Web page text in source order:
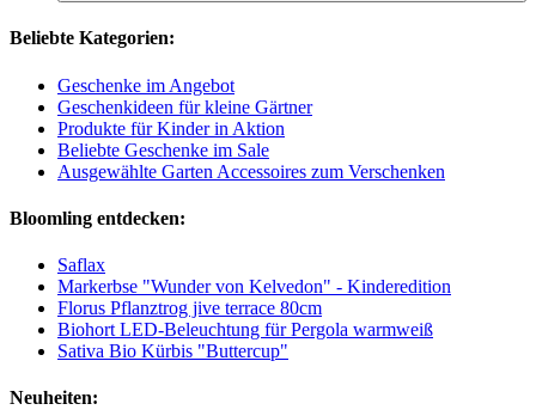
Beliebte Kategorien:
Geschenke im Angebot
Geschenkideen für kleine Gärtner
Produkte für Kinder in Aktion
Beliebte Geschenke im Sale
Ausgewählte Garten Accessoires zum Verschenken
Bloomling entdecken:
Saflax
Markerbse "Wunder von Kelvedon" - Kinderedition
Florus Pflanztrog jive terrace 80cm
Biohort LED-Beleuchtung für Pergola warmweiß
Sativa Bio Kürbis "Buttercup"
Neuheiten: